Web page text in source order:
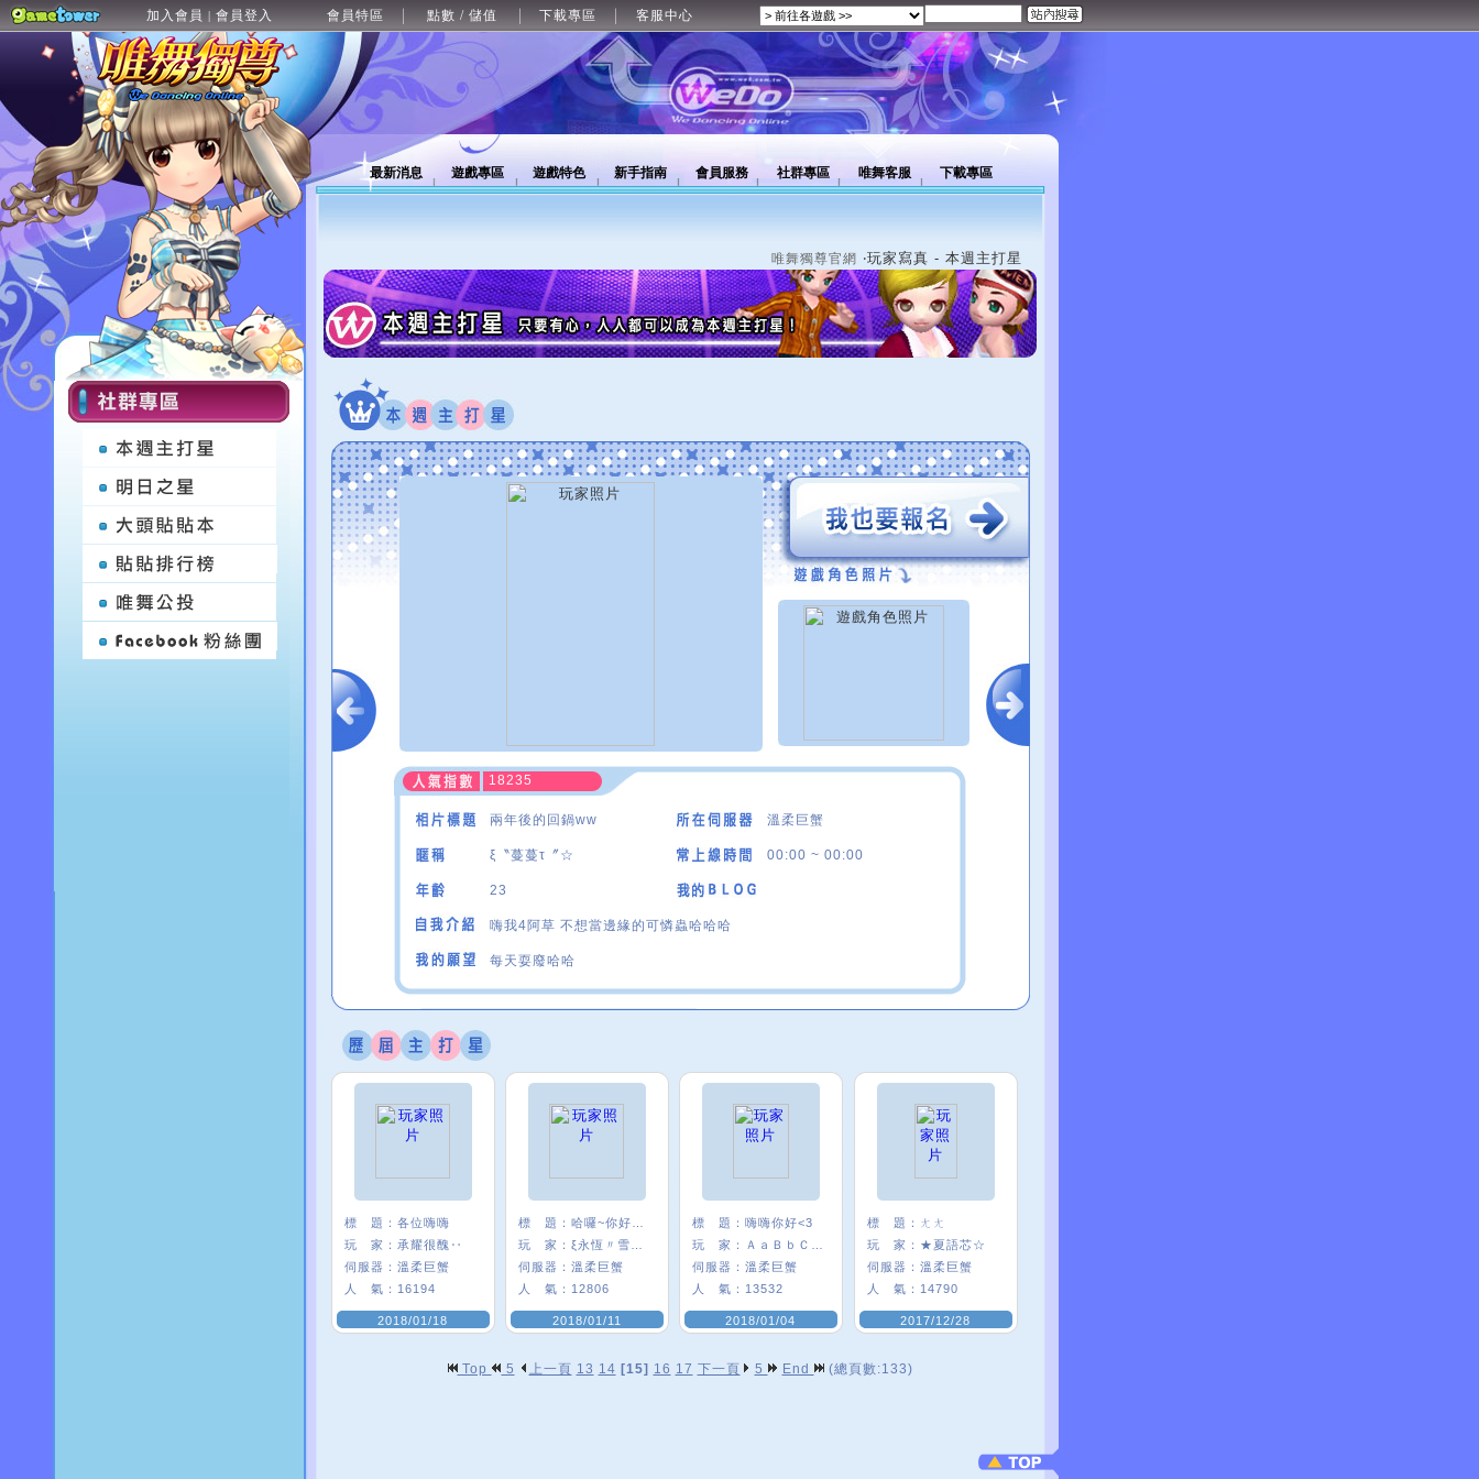
加入會員 | 會員登入 會員特區 點數 / 儲值 下載專區 客服中心
最新消息 遊戲專區 遊戲特色 新手指南 會員服務 社群專區 唯舞客服 下載專區
唯舞獨尊官網 ‧玩家寫真 - 本週主打星
18235
兩年後的回鍋ww 溫柔巨蟹
ξ〝蔓蔓τ〞☆ 00:00 ~ 00:00
23
嗨我4阿草 不想當邊緣的可憐蟲哈哈哈
每天耍廢哈哈
標 題： 各位嗨嗨
玩 家： 承耀很醜‥
伺服器： 溫柔巨蟹
人 氣： 16194
2018/01/18
標 題：
玩 家：
伺服器： 溫柔巨蟹
人 氣： 12806
2018/01/11
標 題： 嗨嗨你好<3
玩 家：
伺服器： 溫柔巨蟹
人 氣： 13532
2018/01/04
標 題： ㄤㄤ
玩 家： ★夏語芯☆
伺服器： 溫柔巨蟹
人 氣： 14790
2017/12/28
Top 5 上一頁 13 14 [15] 16 17 下一頁 5 End (總頁數:133)